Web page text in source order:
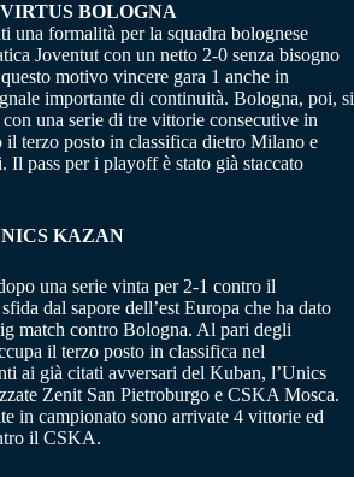
BOLOGNA
una formalità per la squadra bolognese
Joventut con un netto 2-0 senza bisogno
motivo vincere gara 1 anche in
importante di continuità. Bologna, poi, si
una serie di tre vittorie consecutive in
terzo posto in classifica dietro Milano e
Il pass per i playoff è stato già staccato
KAZAN
una serie vinta per 2-1 contro il
dal sapore dell’est Europa che ha dato
match contro Bologna. Al pari degli
il terzo posto in classifica nel
ai già citati avversari del Kuban, l’Unics
Zenit San Pietroburgo e CSKA Mosca.
in campionato sono arrivate 4 vittorie ed
il CSKA.